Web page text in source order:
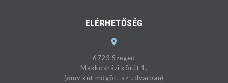
ELÉRHETŐSÉG
6723 Szeged
Makkosházi körút 1.
(omv kút mögött az udvarban)